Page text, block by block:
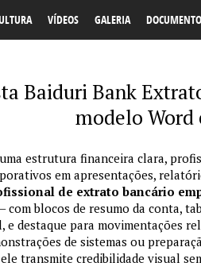
VÍDEOS GALERIA
Baiduri Bank
modelo Word
estrutura financeira clara,
em apresentações,
de extrato bancário
com blocos de resumo da conta,
e destaque para movimentações
de sistemas ou
transmite credibilidade visual